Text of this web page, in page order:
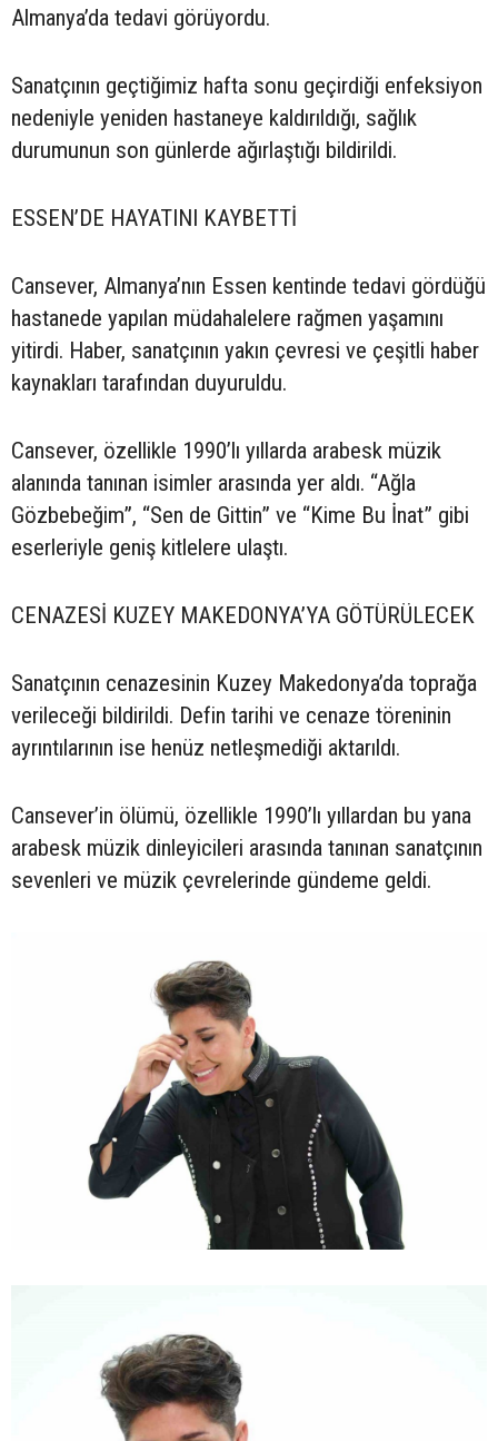
Almanya’da tedavi görüyordu.
Sanatçının geçtiğimiz hafta sonu geçirdiği enfeksiyon
nedeniyle yeniden hastaneye kaldırıldığı, sağlık
durumunun son günlerde ağırlaştığı bildirildi.
ESSEN’DE HAYATINI KAYBETTİ
Cansever, Almanya’nın Essen kentinde tedavi gördüğü
hastanede yapılan müdahalelere rağmen yaşamını
yitirdi. Haber, sanatçının yakın çevresi ve çeşitli haber
kaynakları tarafından duyuruldu.
Cansever, özellikle 1990’lı yıllarda arabesk müzik
alanında tanınan isimler arasında yer aldı. “Ağla
Gözbebeğim”, “Sen de Gittin” ve “Kime Bu İnat” gibi
eserleriyle geniş kitlelere ulaştı.
CENAZESİ KUZEY MAKEDONYA’YA GÖTÜRÜLECEK
Sanatçının cenazesinin Kuzey Makedonya’da toprağa
verileceği bildirildi. Defin tarihi ve cenaze töreninin
ayrıntılarının ise henüz netleşmediği aktarıldı.
Cansever’in ölümü, özellikle 1990’lı yıllardan bu yana
arabesk müzik dinleyicileri arasında tanınan sanatçının
sevenleri ve müzik çevrelerinde gündeme geldi.